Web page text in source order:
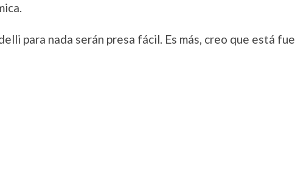
para nada serán presa fácil. Es más, creo que está fue